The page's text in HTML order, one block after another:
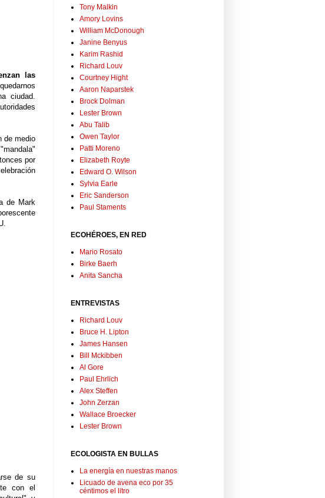
las
ciudad.
de medio
por
de Mark
de su
con el
Tony Malkin
Amory Lovins
William McDonough
Janine Benyus
Karim Rashid
Richard Louv
Courtney Hight
Aaron Naparstek
Brock Dolman
Lester Brown
Abu Talib
Owen Taylor
Patti Moreno
Elizabeth Royte
Edward O. Wilson
Sylvia Earle
Eric Sanderson
Paul Staments
ECOHÉROES, EN RED
Mario Rosato
Birke Baerh
Anita Sancha
ENTREVISTAS
Richard Louv
Bruce H. Lipton
James Hansen
Bill Mckibben
Al Gore
Paul Ehrlich
Alex Steffen
John Zerzan
Wallace Broecker
Lester Brown
ECOLOGISTA EN BULLAS
La energía en nuestras manos
Licuado de avena eco por 35
céntimos el litro